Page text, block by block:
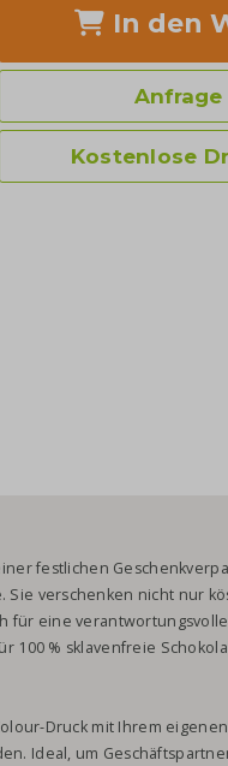
In den
Anfrage
Kostenlose
festlichen
Sie verschenken nicht nur
für eine
100 % sklavenfreie
Druck mit Ihrem
Ideal, um